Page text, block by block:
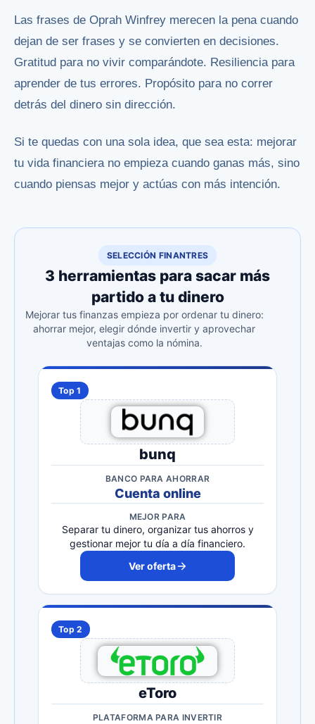
Las frases de Oprah Winfrey merecen la pena cuando
dejan de ser frases y se convierten en decisiones.
Gratitud para no vivir comparándote. Resiliencia para
aprender de tus errores. Propósito para no correr
detrás del dinero sin dirección.
Si te quedas con una sola idea, que sea esta: mejorar
tu vida financiera no empieza cuando ganas más, sino
cuando piensas mejor y actúas con más intención.
SELECCIÓN FINANTRES
3 herramientas para sacar más
partido a tu dinero
Mejorar tus finanzas empieza por ordenar tu dinero:
ahorrar mejor, elegir dónde invertir y aprovechar
ventajas como la nómina.
Top 1
bunq
BANCO PARA AHORRAR
Cuenta online
MEJOR PARA
Separar tu dinero, organizar tus ahorros y
gestionar mejor tu día a día financiero.
Ver oferta
Top 2
eToro
PLATAFORMA PARA INVERTIR